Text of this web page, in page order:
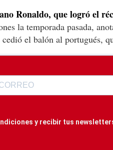
Ronaldo, que logró el
la temporada pasada,
el balón al portugués,
y recibir tus